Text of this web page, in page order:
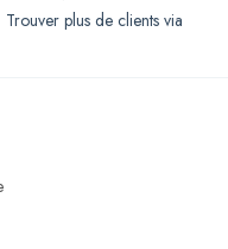
Trouver plus de clients via